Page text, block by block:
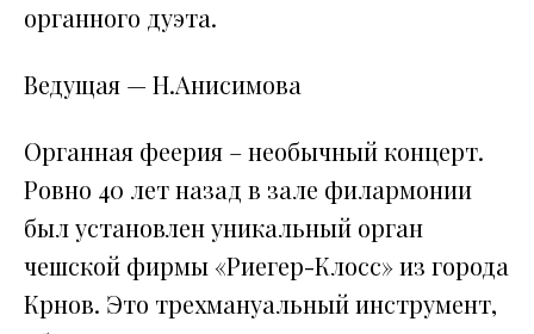
органного дуэта.
Ведущая — Н.Анисимова
Органная феерия – необычный концерт.
Ровно 40 лет назад в зале филармонии
был установлен уникальный орган
чешской фирмы «Риегер-Клосс» из города
Крнов. Это трехмануальный инструмент,